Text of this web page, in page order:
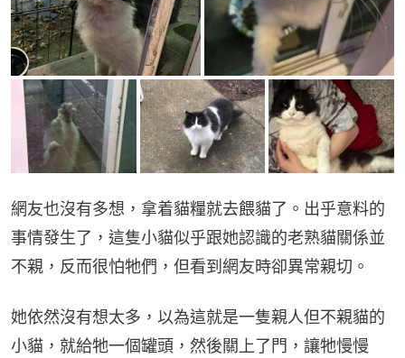
網友也沒有多想，拿着貓糧就去餵貓了。出乎意料的
事情發生了，這隻小貓似乎跟她認識的老熟貓關係並
不親，反而很怕牠們，但看到網友時卻異常親切。
她依然沒有想太多，以為這就是一隻親人但不親貓的
小貓，就給牠一個罐頭，然後關上了門，讓牠慢慢